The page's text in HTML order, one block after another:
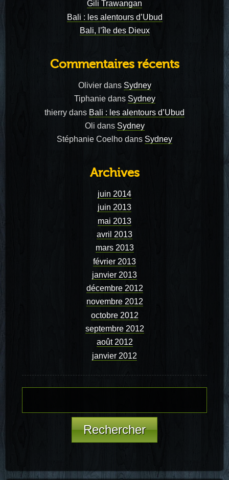
Gili Trawangan
Bali : les alentours d’Ubud
Bali, l’île des Dieux
Commentaires récents
Olivierdans Sydney
Tiphaniedans Sydney
thierry dans Bali : les alentours d’Ubud
Oli dans Sydney
Stéphanie Coelho dans Sydney
Archives
juin 2014
juin 2013
mai 2013
avril 2013
mars 2013
février 2013
janvier 2013
décembre 2012
novembre 2012
octobre 2012
septembre 2012
août 2012
janvier 2012